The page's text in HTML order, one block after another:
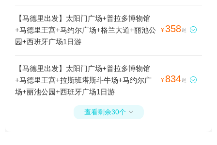
【马德里出发】太阳门广场+普拉多博物馆
+马德里王宫+马约尔广场+格兰大道+丽池公
园+西班牙广场1日游
¥358起 
【马德里出发】太阳门广场+普拉多博物馆
+马德里王宫+拉斯班塔斯斗牛场+马约尔广
场+丽池公园+西班牙广场1日游
¥ 834起 
查看剩余30个 